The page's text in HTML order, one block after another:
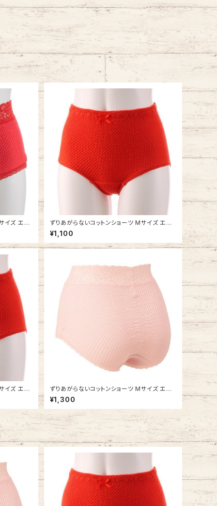
イズ エト
ずりあがらないコットンショーツ Mサイズ エト
ワール841 赤 ベーシック 赤パン 鹿の子編み
赤い下着
¥1,100
イズ エト
ずりあがらないコットンショーツ Mサイズ エト
ワール841 ウエストレース フルバック 鹿の子編
み
¥1,300